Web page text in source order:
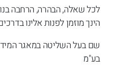
לכל שאלה, הבהרה, הרחבה
הינך מוזמן לפנות אלינו
שם בעל השליטה במאגר
בע"מ